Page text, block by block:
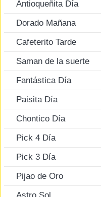
Antioqueñita Día
Dorado Mañana
Cafeterito Tarde
Saman de la suerte
Fantástica Día
Paisita Día
Chontico Día
Pick 4 Día
Pick 3 Día
Pijao de Oro